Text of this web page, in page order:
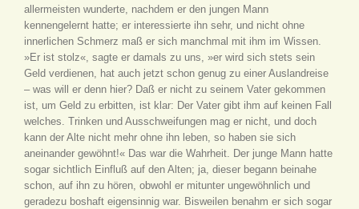
allermeisten wunderte, nachdem er den jungen Mann
kennengelernt hatte; er interessierte ihn sehr, und nicht ohne
innerlichen Schmerz maß er sich manchmal mit ihm im Wissen.
»Er ist stolz«, sagte er damals zu uns, »er wird sich stets sein
Geld verdienen, hat auch jetzt schon genug zu einer Auslandreise
– was will er denn hier? Daß er nicht zu seinem Vater gekommen
ist, um Geld zu erbitten, ist klar: Der Vater gibt ihm auf keinen Fall
welches. Trinken und Ausschweifungen mag er nicht, und doch
kann der Alte nicht mehr ohne ihn leben, so haben sie sich
aneinander gewöhnt!« Das war die Wahrheit. Der junge Mann hatte
sogar sichtlich Einfluß auf den Alten; ja, dieser begann beinahe
schon, auf ihn zu hören, obwohl er mitunter ungewöhnlich und
geradezu boshaft eigensinnig war. Bisweilen benahm er sich sogar